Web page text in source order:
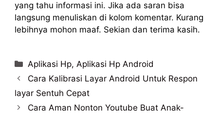
yang tahu informasi ini. Jika ada saran bisa
langsung menuliskan di kolom komentar. Kurang
lebihnya mohon maaf. Sekian dan terima kasih.
Categories
Aplikasi Hp, Aplikasi Hp Android
Cara Kalibrasi Layar Android Untuk Respon
layar Sentuh Cepat
Cara Aman Nonton Youtube Buat Anak-